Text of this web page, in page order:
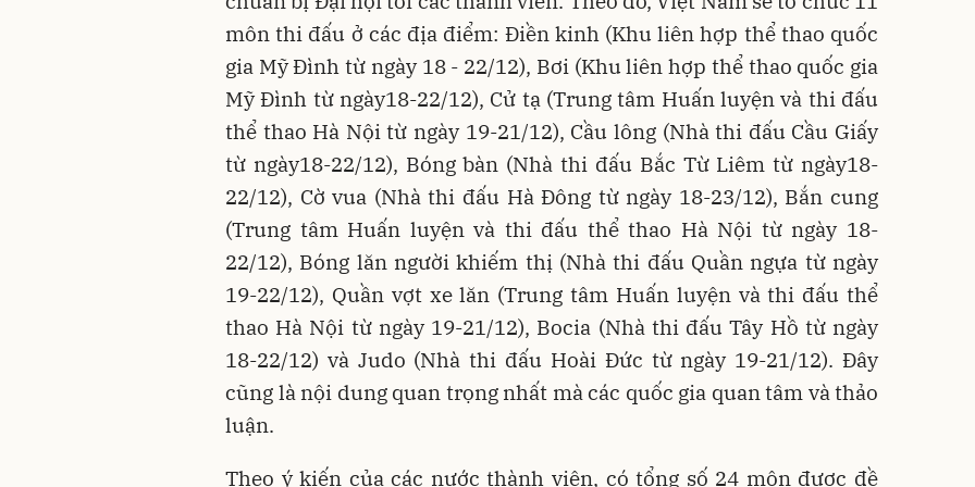
môn thi đấu ở các địa điểm: Điền kinh (Khu liên hợp thể thao quốc
gia Mỹ Đình từ ngày 18 - 22/12), Bơi (Khu liên hợp thể thao quốc gia
Mỹ Đình từ ngày18-22/12), Cử tạ (Trung tâm Huấn luyện và thi đấu
thể thao Hà Nội từ ngày 19-21/12), Cầu lông (Nhà thi đấu Cầu Giấy
từ ngày18-22/12), Bóng bàn (Nhà thi đấu Bắc Từ Liêm từ ngày18-
22/12), Cờ vua (Nhà thi đấu Hà Đông từ ngày 18-23/12), Bắn cung
(Trung tâm Huấn luyện và thi đấu thể thao Hà Nội từ ngày 18-
22/12), Bóng lăn người khiếm thị (Nhà thi đấu Quần ngựa từ ngày
19-22/12), Quần vợt xe lăn (Trung tâm Huấn luyện và thi đấu thể
thao Hà Nội từ ngày 19-21/12), Bocia (Nhà thi đấu Tây Hồ từ ngày
18-22/12) và Judo (Nhà thi đấu Hoài Đức từ ngày 19-21/12). Đây
cũng là nội dung quan trọng nhất mà các quốc gia quan tâm và thảo
luận.
Theo ý kiến của các nước thành viên, có tổng số 24 môn được đề